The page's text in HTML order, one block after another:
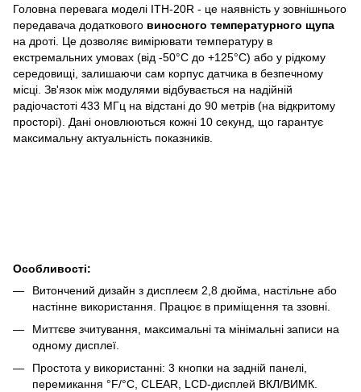
Головна перевага моделі ITH-20R - це наявність у зовнішнього
передавача додаткового виносного температурного щупа
на дроті. Це дозволяє вимірювати температуру в
екстремальних умовах (від -50°C до +125°C) або у рідкому
середовищі, залишаючи сам корпус датчика в безпечному
місці. Зв'язок між модулями відбувається на надійній
радіочастоті 433 МГц на відстані до 90 метрів (на відкритому
просторі). Дані оновлюються кожні 10 секунд, що гарантує
максимальну актуальність показників.
Особливості:
Витончений дизайн з дисплеєм 2,8 дюйма, настільне або
настінне використання. Працює в приміщення та ззовні.
Миттєве зчитування, максимальні та мінімальні записи на
одному дисплеї.
Простота у використанні: 3 кнопки на задній панелі,
перемикання °F/°C, CLEAR, LCD-дисплей ВКЛ/ВИМК.